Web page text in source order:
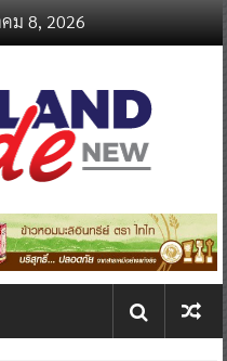
คม 8, 2026